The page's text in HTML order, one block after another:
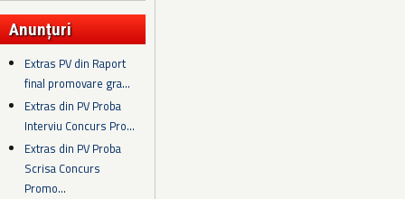
Anunțuri
Extras PV din Raport
final promovare gra...
Extras din PV Proba
Interviu Concurs Pro...
Extras din PV Proba
Scrisa Concurs
Promo...